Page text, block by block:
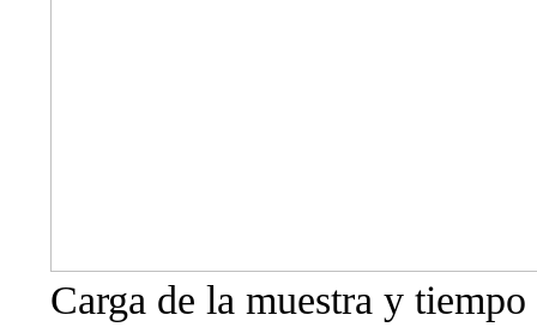
Carga de la muestra y tiempo